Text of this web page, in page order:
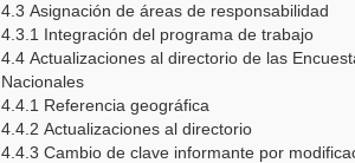
4.3 Asignación de áreas de responsabilidad
4.3.1 Integración del programa de trabajo
4.4 Actualizaciones al directorio de las
Nacionales
4.4.1 Referencia geográfica
4.4.2 Actualizaciones al directorio
4.4.3 Cambio de clave informante por